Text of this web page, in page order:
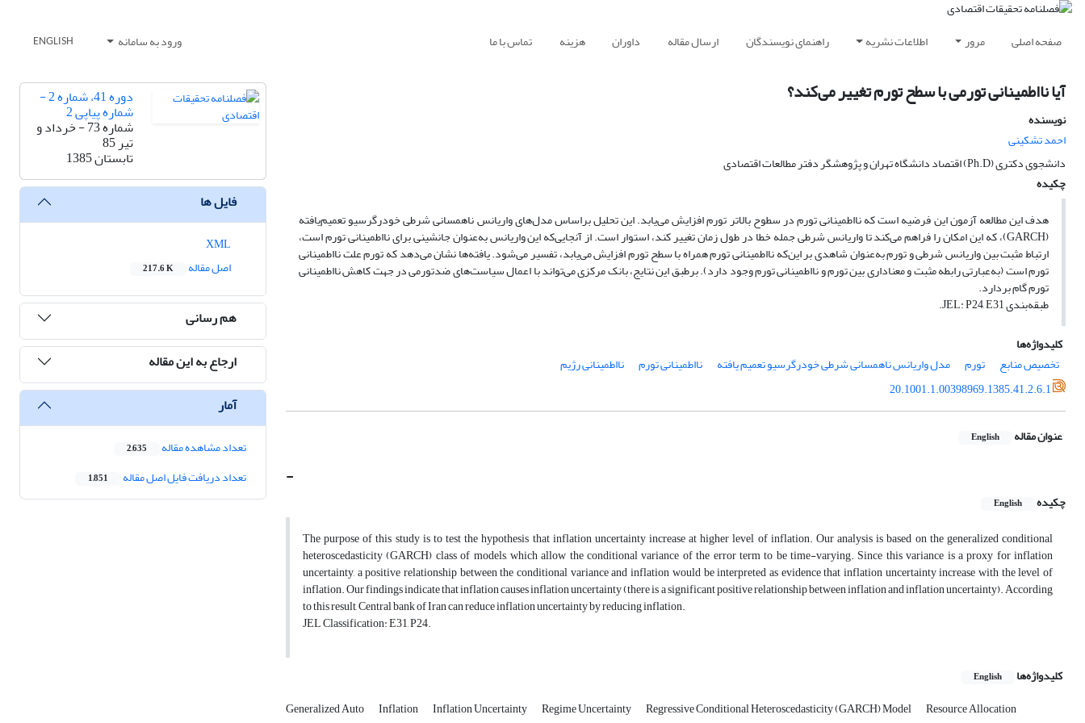
صفحه اصلی مرور اطلاعات نشریه راهنمای نویسندگان ارسال مقاله داوران هزینه تماس با ما ورود به سامانه ENGLISH
آیا نااطمینانی تورمی با سطح تورم تغییر می‌کند؟
نویسنده
احمد تشکینی
دانشجوی دکتری (Ph.D) اقتصاد دانشگاه تهران و پژوهشگر دفتر مطالعات اقتصادی
چکیده
هدف این مطالعه آزمون این فرضیه است که نااطمینانی تورم در سطوح بالاتر تورم افزایش می‌یابد. این تحلیل براساس مدل‌های واریانس ناهمسانی شرطی خودرگرسیو تعمیم‌یافته
(GARCH)، که این امکان را فراهم می‌کند تا واریانس شرطی جمله خطا در طول زمان تغییر کند، استوار است. از آنجایی‌که این واریانس به‌عنوان جانشینی برای نااطمینانی تورم است،
ارتباط مثبت بین واریانس شرطی و تورم به‌عنوان شاهدی بر این‌که نااطمینانی تورم همراه با سطح تورم افزایش می‌یابد، تفسیر می‌شود. یافته‌ها نشان می‌دهد که تورم علت نااطمینانی
تورم است (به‌عبارتی رابطه مثبت و معناداری بین تورم و نااطمینانی تورم وجود دارد). برطبق این نتایج، بانک مرکزی می‌تواند با اعمال سیاست‌های ضدتورمی در جهت کاهش نااطمینانی
تورم گام بردارد.
طبقه‌بندی JEL: P24, E31.
کلیدواژه‌ها
تخصیص منابع
تورم مدل واریانس ناهمسانی شرطی خودرگرسیو تعمیم یافته نااطمینانی تورم
نااطمینانی رژیم
20.1001.1.00398969.1385.41.2.6.1
عنوان مقاله English
-
چکیده English
The purpose of this study is to test the hypothesis that inflation uncertainty increase at higher level of inflation. Our analysis is based on the generalized conditional
heteroscedasticity (GARCH) class of models, which allow the conditional variance of the error term to be time-varying. Since this variance is a proxy for inflation
uncertainty, a positive relationship between the conditional variance and inflation would be interpreted as evidence that inflation uncertainty increase with the level of
inflation. Our findings indicate that inflation causes inflation uncertainty (there is a significant positive relationship between inflation and inflation uncertainty). According
to this result, Central bank of Iran can reduce inflation uncertainty by reducing inflation.
JEL Classification: E31, P24.
کلیدواژه‌ها English
Generalized Auto Inflation Inflation Uncertainty Regime Uncertainty Regressive Conditional Heteroscedasticity (GARCH) Model Resource Allocation
دوره 41، شماره 2 -
شماره پیاپی 2
شماره 73 - خرداد و
تیر 85
تابستان 1385
فایل ها
اصل مقاله
217.6 K
هم رسانی
ارجاع به این مقاله
آمار
تعداد مشاهده مقاله 2,635
تعداد دریافت فایل اصل مقاله 1,851